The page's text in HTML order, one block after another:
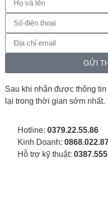
GỬI
Sau khi nhận được thông
lại trong thời gian sớm nhất.
Hotline: 0379.22.55.86
Kinh Doanh:
Hỗ trợ kỹ thuật: